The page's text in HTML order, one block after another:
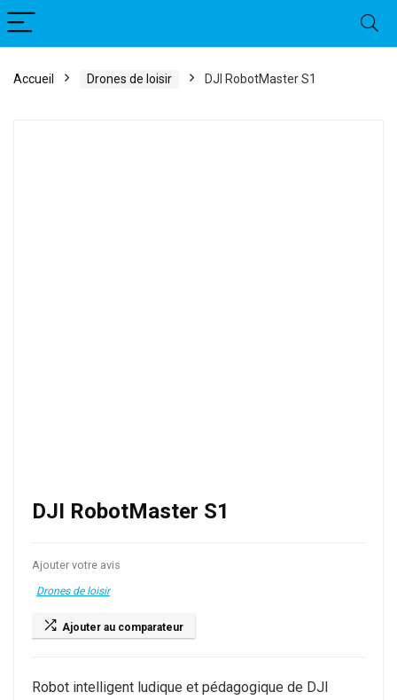
Accueil Drones de loisir DJI RobotMaster S1
DJI RobotMaster S1
Ajouter votre avis
Drones de loisir
Ajouter au comparateur
Robot intelligent ludique et pédagogique de DJI